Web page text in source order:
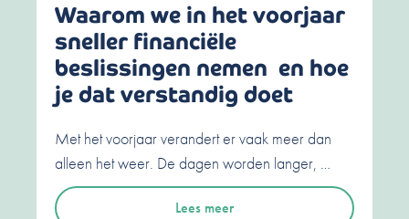
Waarom we in het voorjaar
sneller financiële
beslissingen nemen en hoe
je dat verstandig doet
Met het voorjaar verandert er vaak meer dan
alleen het weer. De dagen worden langer, …
Lees meer